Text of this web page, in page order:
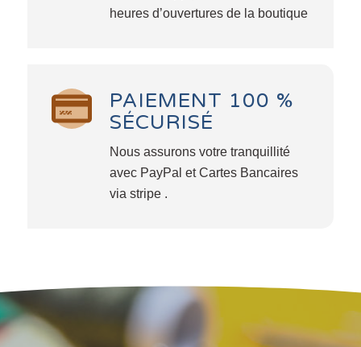
heures d’ouvertures de la boutique
PAIEMENT 100 %
SÉCURISÉ
Nous assurons votre tranquillité
avec PayPal et Cartes Bancaires
via stripe .